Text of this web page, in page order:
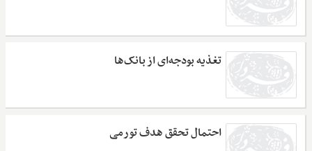
تغذیه بودجه‌ای از بانک‌ها
احتمال تحقق هدف تورمی